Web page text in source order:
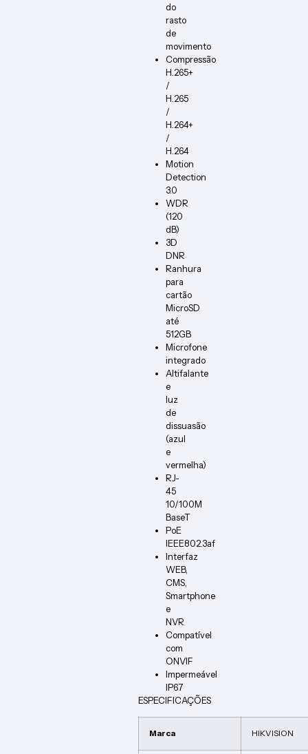
do
rasto
de
movimento
Compressão
H.265+
/
H.265
/
H.264+
/
H.264
Motion
Detection
3.0
WDR
(120
dB)
3D
DNR
Ranhura
para
cartão
MicroSD
até
512GB
Microfone
integrado
Altifalante
e
luz
de
dissuasão
(azul
e
vermelha)
RJ-
45
10/100M
BaseT
PoE
IEEE802.3af
Interfaz
WEB,
CMS,
Smartphone
e
NVR
Compatível
com
ONVIF
Impermeável
IP67
ESPECIFICAÇÕES
Marca HIKVISION